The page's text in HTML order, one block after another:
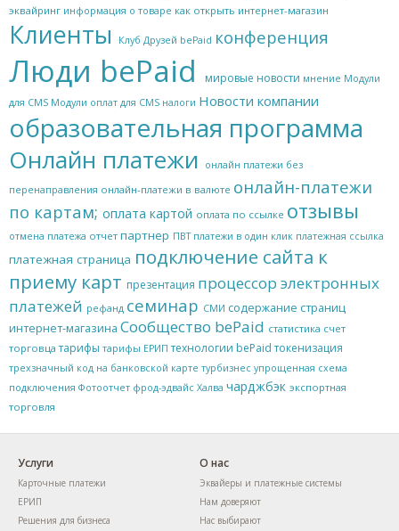
эквайринг информация о товаре как открыть интернет-магазин
Клиенты Клуб Друзей bePaid конференция
Люди bePaid мировые новости мнение Модули
для CMS Модули оплат для CMS налоги Новости компании
образовательная программа
Онлайн платежи
онлайн платежи без
перенаправления онлайн-платежи в валюте онлайн-платежи
по картам; оплата картой оплата по ссылке отзывы
отмена платежа отчет партнер ПВТ платежи в один клик платежная ссылка
платежная страница подключение сайта к
приему карт презентация процессор электронных
платежей рефанд семинар СМИ содержание страниц
интернет-магазина Сообщество bePaid статистика счет
торговца тарифы тарифы ЕРИП технологии bePaid токенизация
трехзначный код на банковской карте турбизнес упрощенная схема
подключения Фотоотчет фрод-эдвайс Халва чарджбэк экспортная
торговля
Услуги
Карточные платежи
ЕРИП
Решения для бизнеса
О нас
Эквайеры и платежные системы
Нам доверяют
Нас выбирают